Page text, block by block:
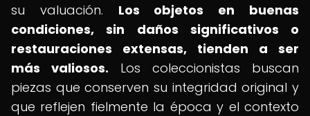
su valuación. Los objetos en buenas
condiciones, sin daños significativos o
restauraciones extensas, tienden a ser
más valiosos. Los coleccionistas buscan
piezas que conserven su integridad original y
que reflejen fielmente la época y el contexto